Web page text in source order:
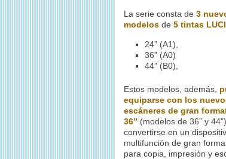
La serie consta de 3
modelos de 5 tintas
24” (A1),
36” (A0)
44” (B0),
Estos modelos, además,
equiparse con los
escáneres de gran
36” (modelos de 36” y
convertirse en un
multifunción de gran
para copia, impresión y